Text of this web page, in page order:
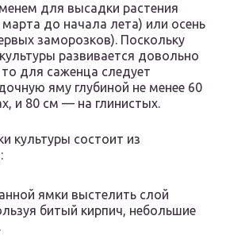
для высадки растения
марта до начала лета) или осень
заморозков). Поскольку
развивается довольно
для саженца следует
яму глубиной не менее 60
и 80 см — на глинистых.
культуры состоит из
ямки выстелить слой
битый кирпич, небольшие